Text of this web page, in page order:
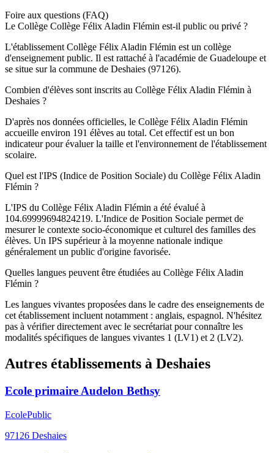
Foire aux questions (FAQ)
Le Collège Collège Félix Aladin Flémin est-il public ou privé ?
L'établissement Collège Félix Aladin Flémin est un collège
d'enseignement public. Il est rattaché à l'académie de Guadeloupe et
se situe sur la commune de Deshaies (97126).
Combien d'élèves sont inscrits au Collège Félix Aladin Flémin à
Deshaies ?
D'après nos données officielles, le Collège Félix Aladin Flémin
accueille environ 191 élèves au total. Cet effectif est un bon
indicateur pour évaluer la taille et l'environnement de l'établissement
scolaire.
Quel est l'IPS (Indice de Position Sociale) du Collège Félix Aladin
Flémin ?
L'IPS du Collège Félix Aladin Flémin a été évalué à
104.69999694824219. L'Indice de Position Sociale permet de
mesurer le contexte socio-économique et culturel des familles des
élèves. Un IPS supérieur à la moyenne nationale indique
généralement un public d'origine favorisée.
Quelles langues peuvent être étudiées au Collège Félix Aladin
Flémin ?
Les langues vivantes proposées dans le cadre des enseignements de
cet établissement incluent notamment : anglais, espagnol. N'hésitez
pas à vérifier directement avec le secrétariat pour connaître les
modalités spécifiques de langues vivantes 1 (LV1) et 2 (LV2).
Autres établissements à Deshaies
Ecole primaire Audelon Bethsy
EcolePublic
97126 Deshaies